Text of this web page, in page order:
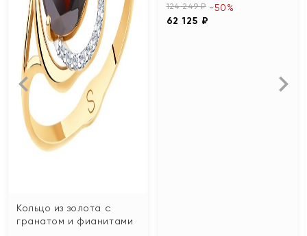
Кольцо из золота с
гранатом и фианитами
124 249 ₽
62 125 ₽
-50%